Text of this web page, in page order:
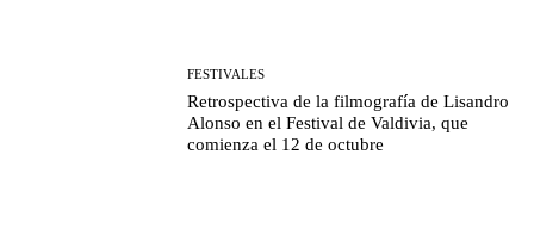
FESTIVALES
Retrospectiva de la filmografía de Lisandro
Alonso en el Festival de Valdivia, que
comienza el 12 de octubre